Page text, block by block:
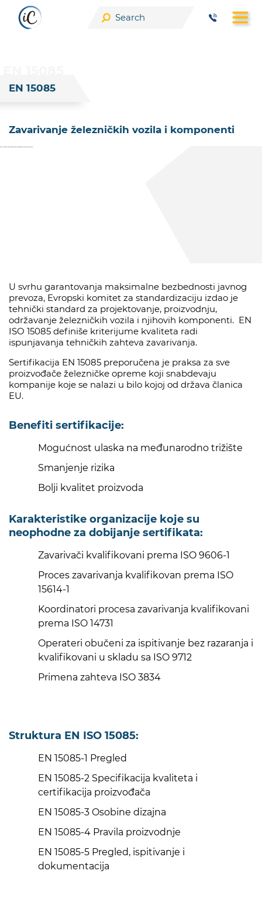
content
EN 15085
Zavarivanje železničkih vozila i komponenti
U svrhu garantovanja maksimalne bezbednosti javnog
prevoza, Evropski komitet za standardizaciju izdao je
tehnički standard za projektovanje, proizvodnju,
održavanje železničkih vozila i njihovih komponenti. EN
ISO 15085 definiše kriterijume kvaliteta radi
ispunjavanja tehničkih zahteva zavarivanja.
Sertifikacija EN 15085 preporučena je praksa za sve
proizvođače železničke opreme koji snabdevaju
kompanije koje se nalazi u bilo kojoj od država članica
EU.
Benefiti sertifikacije:
Mogućnost ulaska na međunarodno trižište
Smanjenje rizika
Bolji kvalitet proizvoda
Karakteristike organizacije koje su
neophodne za dobijanje sertifikata:
Zavarivači kvalifikovani prema ISO 9606-1
Proces zavarivanja kvalifikovan prema ISO
15614-1
Koordinatori procesa zavarivanja kvalifikovani
prema ISO 14731
Operateri obučeni za ispitivanje bez razaranja i
kvalifikovani u skladu sa ISO 9712
Primena zahteva ISO 3834
Struktura EN ISO 15085:
EN 15085-1 Pregled
EN 15085-2 Specifikacija kvaliteta i
certifikacija proizvođača
EN 15085-3 Osobine dizajna
EN 15085-4 Pravila proizvodnje
EN 15085-5 Pregled, ispitivanje i
dokumentacija